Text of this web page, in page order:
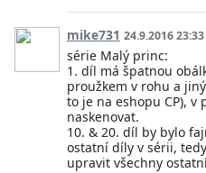
mike731 24.9.2016 23:33
série Malý princ:
1. díl má špatnou
proužkem v rohu a
to je na eshopu CP),
naskenovat.
10. & 20. díl by bylo
ostatní díly v sérii,
upravit všechny